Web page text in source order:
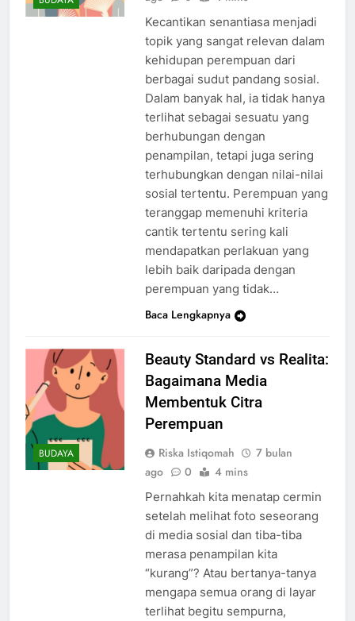
Kecantikan senantiasa menjadi
topik yang sangat relevan dalam
kehidupan perempuan dari
berbagai sudut pandang sosial.
Dalam banyak hal, ia tidak hanya
terlihat sebagai sesuatu yang
berhubungan dengan
penampilan, tetapi juga sering
terhubungkan dengan nilai-nilai
sosial tertentu. Perempuan yang
teranggap memenuhi kriteria
cantik tertentu sering kali
mendapatkan perlakuan yang
lebih baik daripada dengan
perempuan yang tidak…
Baca Lengkapnya
BUDAYA
Beauty Standard vs Realita:
Bagaimana Media
Membentuk Citra
Perempuan
Riska Istiqomah
7 bulan
ago
0 4 mins
Pernahkah kita menatap cermin
setelah melihat foto seseorang
di media sosial dan tiba-tiba
merasa penampilan kita
“kurang”? Atau bertanya-tanya
mengapa semua orang di layar
terlihat begitu sempurna,